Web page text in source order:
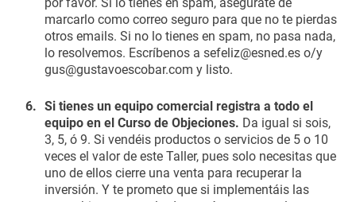
marcarlo como correo seguro para que no te pierdas
otros emails. Si no lo tienes en spam, no pasa nada,
lo resolvemos. Escríbenos a sefeliz@esned.es o/y
gus@gustavoescobar.com y listo.
6. Si tienes un equipo comercial registra a todo el
equipo en el Curso de Objeciones. Da igual si sois,
3, 5, ó 9. Si vendéis productos o servicios de 5 o 10
veces el valor de este Taller, pues solo necesitas que
uno de ellos cierre una venta para recuperar la
inversión. Y te prometo que si implementáis las